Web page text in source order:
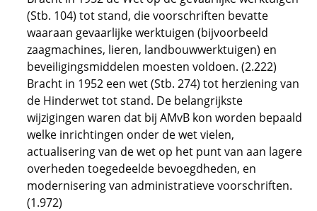
(Stb. 104) tot stand, die voorschriften bevatte
waaraan gevaarlijke werktuigen (bijvoorbeeld
zaagmachines, lieren, landbouwwerktuigen) en
beveiligingsmiddelen moesten voldoen. (2.222)
Bracht in 1952 een wet (Stb. 274) tot herziening van
de Hinderwet tot stand. De belangrijkste
wijzigingen waren dat bij AMvB kon worden bepaald
welke inrichtingen onder de wet vielen,
actualisering van de wet op het punt van aan lagere
overheden toegedeelde bevoegdheden, en
modernisering van administratieve voorschriften.
(1.972)